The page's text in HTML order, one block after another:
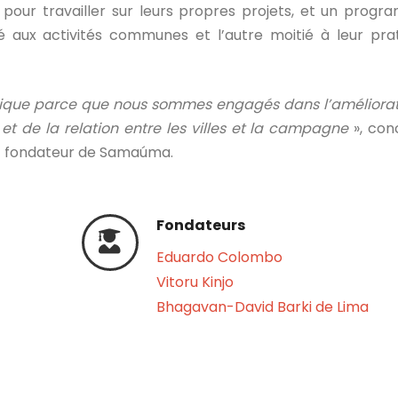
travailler sur leurs propres projets, et un
activités communes et l’autre moitié à leur
parce que nous sommes engagés dans
de la relation entre les villes et la campagne»,
de Samaúma.
Fondateurs
Eduardo Colombo
Vitoru Kinjo
Bhagavan-David Barki de Lima